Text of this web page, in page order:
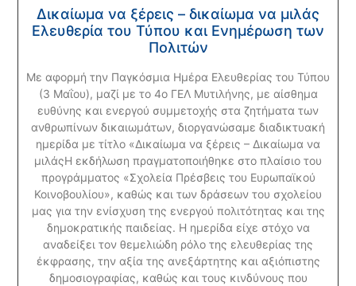
Δικαίωμα να ξέρεις – δικαίωμα να μιλάς
Ελευθερία του Τύπου και Ενημέρωση των
Πολιτών
Με αφορμή την Παγκόσμια Ημέρα Ελευθερίας του Τύπου
(3 Μαΐου), μαζί με το 4ο ΓΕΛ Μυτιλήνης, με αίσθημα
ευθύνης και ενεργού συμμετοχής στα ζητήματα των
ανθρωπίνων δικαιωμάτων, διοργανώσαμε διαδικτυακή
ημερίδα με τίτλο «Δικαίωμα να ξέρεις – Δικαίωμα να
μιλάςΗ εκδήλωση πραγματοποιήθηκε στο πλαίσιο του
προγράμματος «Σχολεία Πρέσβεις του Ευρωπαϊκού
Κοινοβουλίου», καθώς και των δράσεων του σχολείου
μας για την ενίσχυση της ενεργού πολιτότητας και της
δημοκρατικής παιδείας. Η ημερίδα είχε στόχο να
αναδείξει τον θεμελιώδη ρόλο της ελευθερίας της
έκφρασης, την αξία της ανεξάρτητης και αξιόπιστης
δημοσιογραφίας, καθώς και τους κινδύνους που